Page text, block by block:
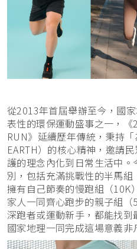
從2013年首屆舉辦至今，國
表性的環保運動盛事之一，《
RUN》延續歷年傳統，秉持
EARTH）的核心精神，邀請
護的理念內化到日常生活中
別，包括充滿挑戰性的半馬組
擁有自己節奏的慢跑組（10K
家人一同齊心跑步的親子組
深跑者或運動新手，都能找
國家地理一同完成這場意義非